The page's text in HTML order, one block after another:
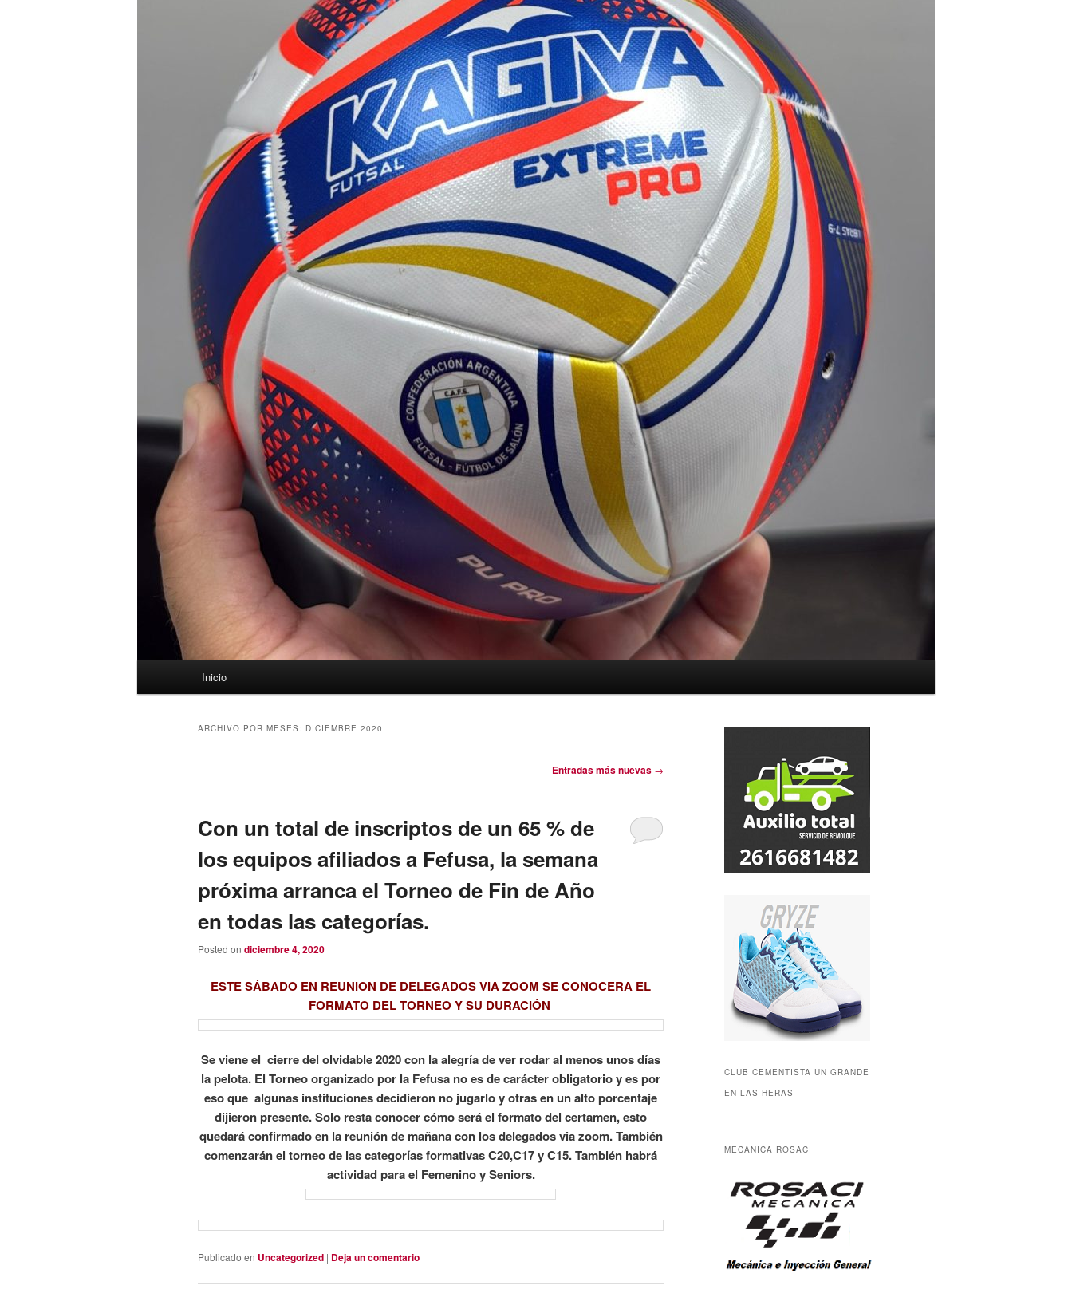
Inicio
ARCHIVO POR MESES: DICIEMBRE 2020
Entradas más nuevas →
Con un total de inscriptos de un 65 % de
los equipos afiliados a Fefusa, la semana
próxima arranca el Torneo de Fin de Año
en todas las categorías.
Posted on diciembre 4, 2020
ESTE SÁBADO EN REUNION DE DELEGADOS VIA ZOOM SE CONOCERA EL
FORMATO DEL TORNEO Y SU DURACIÓN
Se viene el cierre del olvidable 2020 con la alegría de ver rodar al menos unos días
la pelota. El Torneo organizado por la Fefusa no es de carácter obligatorio y es por
eso que algunas instituciones decidieron no jugarlo y otras en un alto porcentaje
dijieron presente. Solo resta conocer cómo será el formato del certamen, esto
quedará confirmado en la reunión de mañana con los delegados via zoom. También
comenzarán el torneo de las categorías formativas C20,C17 y C15. También habrá
actividad para el Femenino y Seniors.
Publicado en Uncategorized | Deja un comentario
CLUB CEMENTISTA UN GRANDE
EN LAS HERAS
MECANICA ROSACI